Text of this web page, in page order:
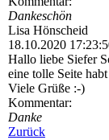
Dankeschön
Lisa Hönscheid
18.10.2020
Hallo liebe Siefer
eine tolle Seite
Viele Grüße :-)
Kommentar:
Danke
Zurück